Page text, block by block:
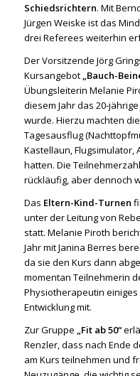
Schiedsrichtern. Mit
Jürgen Weiske ist das
drei Referees weiterhin
Der Vorsitzende Jörg
Kursangebot „Bauch-
Übungsleiterin Melanie
diesem Jahr das 20-
wurde. Hierzu machten
Tagesausflug
Kastellaun, Flugsimulator,
hatten. Die
rückläufig, aber dennoch
Das Eltern-Kind-Turnen
unter der Leitung von
statt. Melanie Piroth
Jahr mit Janina Berres
da sie den Kurs dann
momentan Teilnehmerin
Physiotherapeutin
Entwicklung mit.
Zur Gruppe „Fit ab 50“
Renzler, dass nach Ende
am Kurs teilnehmen und